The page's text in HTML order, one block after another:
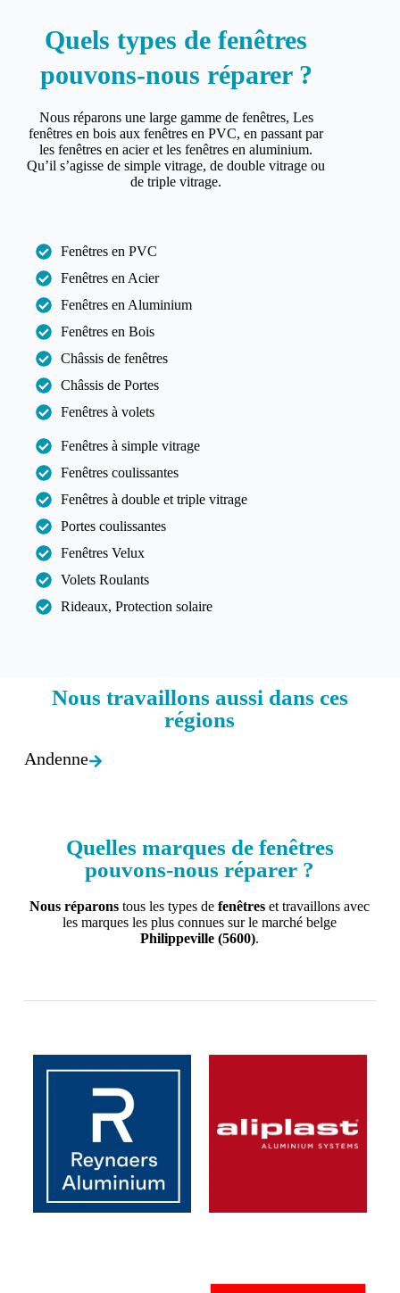
Quels types de fenêtres
pouvons-nous réparer ?
Nous réparons une large gamme de fenêtres, Les
fenêtres en bois aux fenêtres en PVC, en passant par
les fenêtres en acier et les fenêtres en aluminium.
Qu’il s’agisse de simple vitrage, de double vitrage ou
de triple vitrage.
Fenêtres en PVC
Fenêtres en Acier
Fenêtres en Aluminium
Fenêtres en Bois
Châssis de fenêtres
Châssis de Portes
Fenêtres à volets
Fenêtres à simple vitrage
Fenêtres coulissantes
Fenêtres à double et triple vitrage
Portes coulissantes
Fenêtres Velux
Volets Roulants
Rideaux, Protection solaire
Nous travaillons aussi dans ces
régions​
Andenne
Quelles marques de fenêtres
pouvons-nous réparer ?
Nous réparons tous les types defenêtres et travaillons avec
les marques les plus connues sur le marché belge
Philippeville (5600).